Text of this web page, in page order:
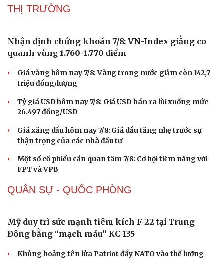
THỊ TRƯỜNG
Nhận định chứng khoán 7/8: VN-Index giằng co
quanh vùng 1.760-1.770 điểm
triệu đồng/lượng
26.497 đồng/USD
Giá xăng dầu hôm nay 7/8: Giá dầu tăng nhẹ trước sự